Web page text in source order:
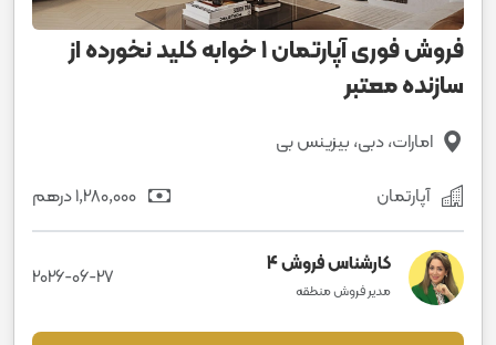
فروش فوری آپارتمان ۱ خوابه کلید نخورده از
سازنده معتبر
امارات، دبی، بیزینس بی
آپارتمان
کارشناس فروش 4
مدیر فروش منطقه
2026-06-27